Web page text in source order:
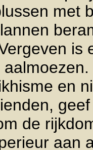
met
is
en
de
aan